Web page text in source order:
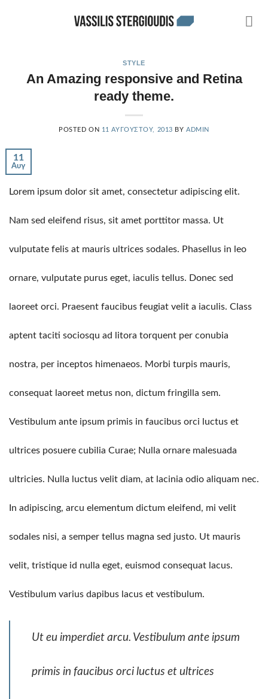
STYLE
An Amazing responsive and Retina
ready theme.
POSTED ON 11 ΑΥΓΟΎΣΤΟΥ, 2013 BYADMIN
11
Αυγ
Lorem ipsum dolor sit amet, consectetur adipiscing elit.
Nam sed eleifend risus, sit amet porttitor massa. Ut
vulputate felis at mauris ultrices sodales. Phasellus in leo
ornare, vulputate purus eget, iaculis tellus. Donec sed
laoreet orci. Praesent faucibus feugiat velit a iaculis. Class
aptent taciti sociosqu ad litora torquent per conubia
nostra, per inceptos himenaeos. Morbi turpis mauris,
consequat laoreet metus non, dictum fringilla sem.
Vestibulum ante ipsum primis in faucibus orci luctus et
ultrices posuere cubilia Curae; Nulla ornare malesuada
ultricies. Nulla luctus velit diam, at lacinia odio aliquam nec.
In adipiscing, arcu elementum dictum eleifend, mi velit
sodales nisi, a semper tellus magna sed justo. Ut mauris
velit, tristique id nulla eget, euismod consequat lacus.
Vestibulum varius dapibus lacus et vestibulum.
Ut eu imperdiet arcu. Vestibulum ante ipsum
primis in faucibus orci luctus et ultrices